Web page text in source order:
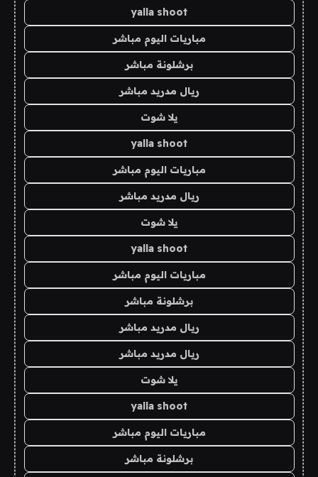
yalla shoot
مباريات اليوم مباشر
برشلونة مباشر
ريال مدريد مباشر
يلا شوت
yalla shoot
مباريات اليوم مباشر
ريال مدريد مباشر
يلا شوت
yalla shoot
مباريات اليوم مباشر
برشلونة مباشر
ريال مدريد مباشر
ريال مدريد مباشر
يلا شوت
yalla shoot
مباريات اليوم مباشر
برشلونة مباشر